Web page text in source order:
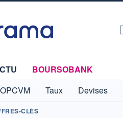
BOURSOBANK
OPCVM Taux Devises
CLÉS